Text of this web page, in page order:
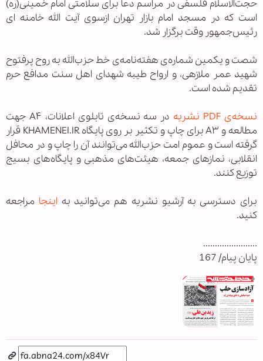
حجت‌الاسلام فلسفی در مراسم دعا برای سلامتی امام خمینی(ره)
است که در مسجد امام بازار تهران ازسوی آیت الله خامنه ای
رئیس‌جمهور وقت برگزار شد.
شصت و یکمین شماره‌ی هفته‌نامه‌ی خط حزب‌الله به روح پرفتوح
شهید عمر ملازهی، و ارواح طیبه شهدای اهل سنت مدافع حرم
تقدیم شده است.
نسخه‌ی PDF نشریه
در سه نسخه‌ی تابلوی اعلانات، A۴ جهت
مطالعه و A۳ برای چاپ و تکثیر بر روی پایگاه KHAMENEI.IR قرار
گرفته است و عموم امت حزب‌الله می‌توانند آن را چاپ و در محافل
انقلابی، نمازهای جمعه، هیئت‌های مذهبی و پایگاه‌های بسیج
توزیع کنند.
برای دسترسی به آرشیو نشریه هم می‌توانید به اینجا مراجعه
کنید.
.......................
پایان پیام/ 167